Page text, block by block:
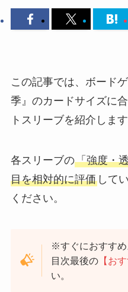
この記事では、ボード
季』のカードサイズに
トスリーブを紹介します
各スリーブの「強度・
目を相対的に評価して
ください。
※すぐにおすすめ
目次最後の 【お
い。